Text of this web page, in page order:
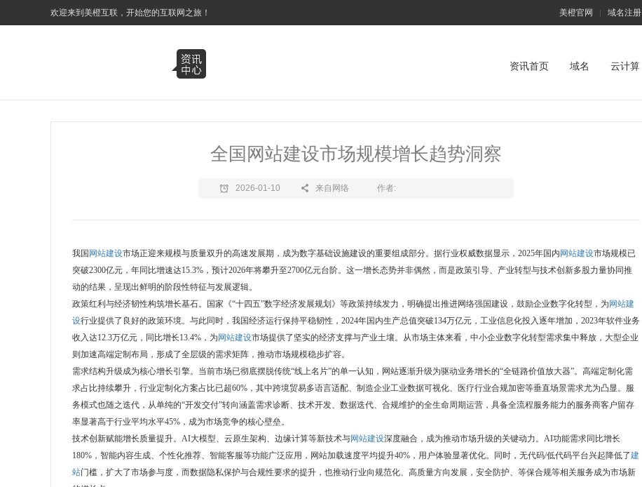
欢迎来到美橙互联，开始您的互联网之旅！ 美橙官网 | 域名注册
资讯首页 域名 云计算
全国网站建设市场规模增长趋势洞察
2026-01-10 来自网络 作者:
我国 网站建设市场正迎来规模与质量双升的高速发展期，成为数字基础设施建设的重要组成部分。据行业权威数据显示，2025年国内 网站建设市场规模已
突破2300亿元，年同比增速达15.3%，预计2026年将攀升至2700亿元台阶。这一增长态势并非偶然，而是政策引导、产业转型与技术创新多股力量协同推
动的结果，呈现出鲜明的阶段性特征与发展逻辑。
政策红利与经济韧性构筑增长基石。国家《“十四五”数字经济发展规划》等政策持续发力，明确提出推进网络强国建设，鼓励企业数字化转型，为 网站建
设行业提供了良好的政策环境。与此同时，我国经济运行保持平稳韧性，2024年国内生产总值突破134万亿元，工业信息化投入逐年增加，2023年软件业务
收入达12.3万亿元，同比增长13.4%，为 网站建设市场提供了坚实的经济支撑与产业土壤。从市场主体来看，中小企业数字化转型需求集中释放，大型企业
则加速高端定制布局，形成了全层级的需求矩阵，推动市场规模稳步扩容。
需求结构升级成为核心增长引擎。当前市场已彻底摆脱传统“线上名片”的单一认知，网站逐渐升级为驱动业务增长的“全链路价值放大器”。高端定制化需
求占比持续攀升，行业定制化方案占比已超60%，其中跨境贸易多语言适配、制造企业工业数据可视化、医疗行业合规加密等垂直场景需求尤为凸显。服
务模式也随之迭代，从单纯的“开发交付”转向涵盖需求诊断、技术开发、数据迭代、合规维护的全生命周期运营，具备全流程服务能力的服务商客户留存
率显著高于行业平均水平45%，成为市场竞争的核心壁垒。
技术创新赋能增长质量提升。AI大模型、云原生架构、边缘计算等新技术与网站建设深度融合，成为推动市场升级的关键动力。AI功能需求同比增长
180%，智能内容生成、个性化推荐、智能客服等功能广泛应用，网站加载速度平均提升40%，用户体验显著优化。同时，无代码/低代码平台兴起降低了建
站门槛，扩大了市场参与度，而数据隐私保护与合规性要求的提升，也推动行业向规范化、高质量方向发展，安全防护、等保合规等相关服务成为市场新